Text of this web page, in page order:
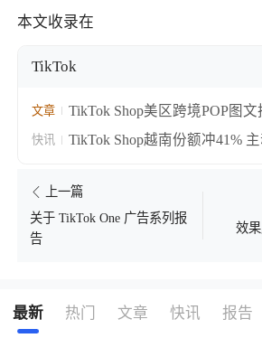
本文收录在
TikTok
文章
TikTok Shop美区跨境POP图
覆盖选品发布全链路
快讯
TikTok Shop越南份额冲41%
上一篇
关于 TikTok One 广告系列报
告
效
最新 热门 文章 快讯 报告